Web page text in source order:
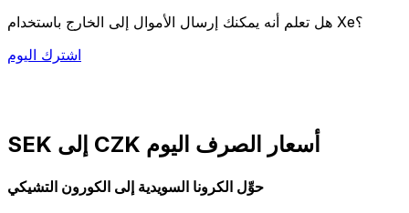
هل تعلم أنه يمكنك إرسال الأموال إلى الخارج باستخدام Xe؟
اشترك اليوم
SEK إلى CZK أسعار الصرف اليوم
حوِّل الكرونا السويدية إلى الكورون التشيكي